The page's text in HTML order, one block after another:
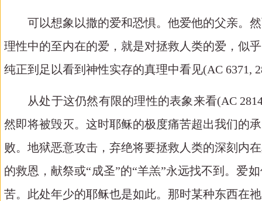
可以想象以撒的爱和恐惧。他爱他的父亲。
理性中的至内在的爱，就是对拯救人类的爱，似
纯正到足以看到神性实存的真理中看见(AC 6371,
从处于这仍然有限的理性的表象来看(AC
然即将被毁灭。这时耶稣的极度痛苦超出我们的
败。地狱恶意攻击，弃绝将要拯救人类的深刻内
的救恩，献祭或“成圣”的“羊羔”永远找不到。爱
苦。此处年少的耶稣也是如此。那时某种东西在